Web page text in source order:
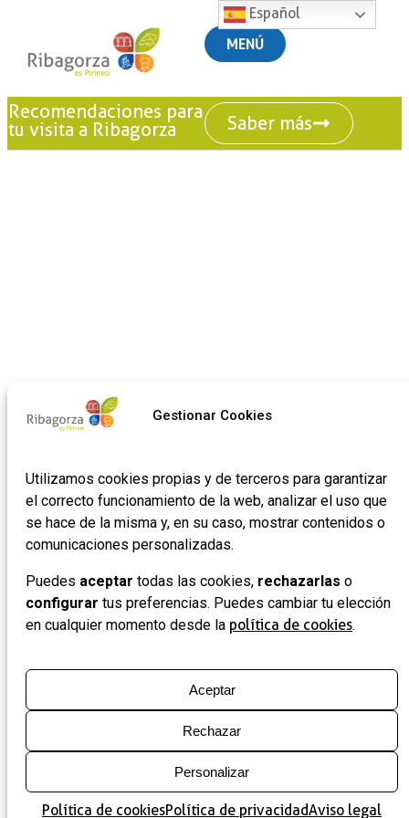
Gestionar Cookies
Utilizamos cookies propias y de terceros para garantizar
el correcto funcionamiento de la web, analizar el uso que
se hace de la misma y, en su caso, mostrar contenidos o
comunicaciones personalizadas.
Puedes aceptar todas las cookies, rechazarlas o
configurar tus preferencias. Puedes cambiar tu elección
en cualquier momento desde la política de cookies.
Aceptar
Rechazar
Personalizar
Política de cookiesPolítica de privacidadAviso legal
MENÚ
Recomendaciones para
tu visita a Ribagorza
Saber más
Español